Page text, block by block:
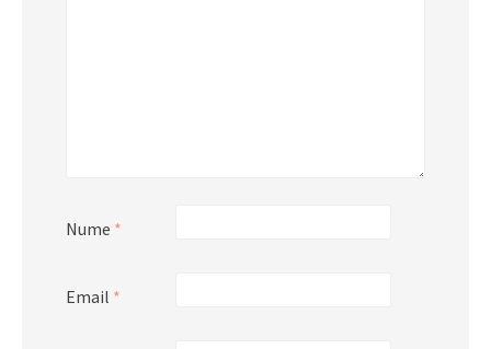
Nume *
Email *